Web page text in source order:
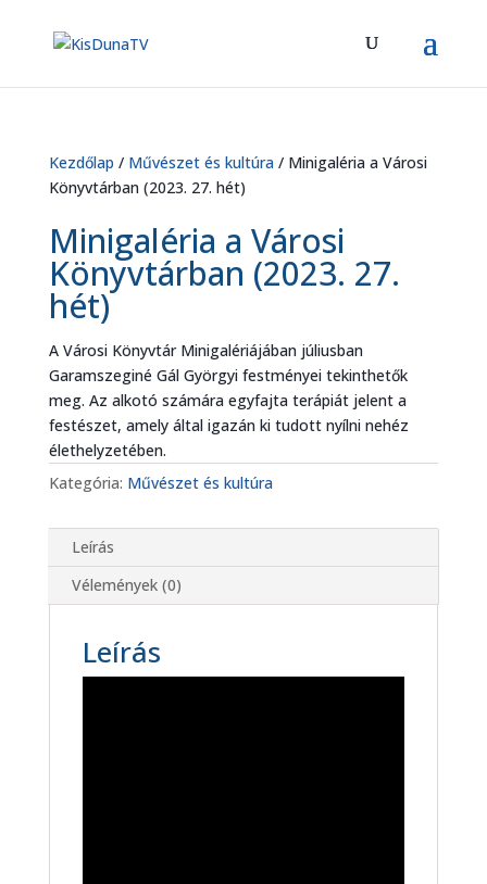
Kezdőlap / Művészet és kultúra/ Minigaléria a Városi
Könyvtárban (2023. 27. hét)
Minigaléria a Városi
Könyvtárban (2023. 27.
hét)
A Városi Könyvtár Minigalériájában júliusban
Garamszeginé Gál Györgyi festményei tekinthetők
meg. Az alkotó számára egyfajta terápiát jelent a
festészet, amely által igazán ki tudott nyílni nehéz
élethelyzetében.
Kategória: Művészet és kultúra
Leírás
Vélemények (0)
Leírás